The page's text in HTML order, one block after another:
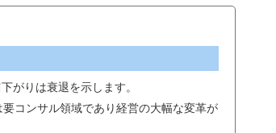
がりは衰退を示します。
コンサル領域であり経営の大幅な変革が